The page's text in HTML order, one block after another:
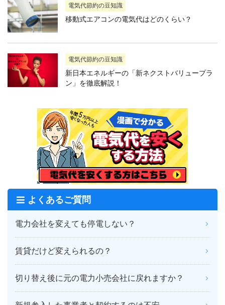
電気代節約の豆知識
移動式エアコンの電気代はどのくらい？
電気代節約の豆知識
新日本エネルギーの「新ネクストバリュープラ
ン」を徹底解説！
よくあるご質問
電力会社を変えても停電しない？
賃貸だけど変えられるの？
切り替え後に元の電力小売会社に戻れますか？